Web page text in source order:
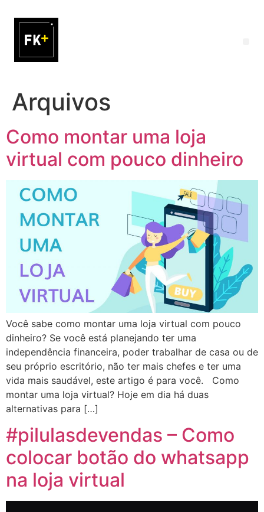
Arquivos
Como montar uma loja
virtual com pouco dinheiro
Você sabe como montar uma loja virtual com pouco
dinheiro? Se você está planejando ter uma
independência financeira, poder trabalhar de casa ou de
seu próprio escritório, não ter mais chefes e ter uma
vida mais saudável, este artigo é para você. Como
montar uma loja virtual? Hoje em dia há duas
alternativas para […]
#pilulasdevendas – Como
colocar botão do whatsapp
na loja virtual